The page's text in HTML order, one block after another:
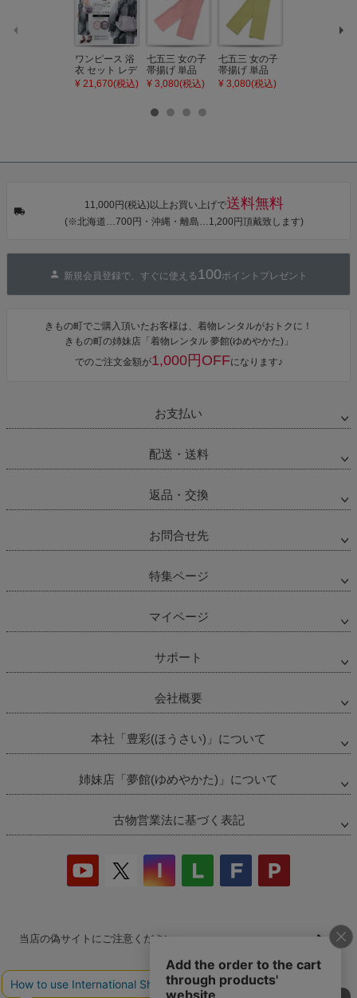
ワンピース 浴
衣 セット レデ
ィース 吸水速
タン・夜の葉
カシュクール
ワンピース 簡
単着付け 大人
¥ 21,670(税込)
七五三 女の子
帯揚げ 単品
「灰桃色」日
びあげ 和装 着
【メール便不
¥ 3,080(税込)
七五三 女の子
帯揚げ 単品
「若葉色」日
【メール便不
¥ 3,080(税込)
【メール便不
11,000円(税込)以上お買い上げで送料無料
(※北海道…700円・沖縄・離島…1,200円頂戴致します)
新規会員登録で、すぐに使える 100ポイントプレゼント
きもの町でご購入頂いたお客様は、着物レンタルがおトクに！
きもの町の姉妹店「着物レンタル 夢館(ゆめやかた)」
でのご注文金額が1,000円OFFになります♪
お支払い
配送・送料
返品・交換
お問合せ先
特集ページ
マイページ
サポート
会社概要
本社「豊彩(ほうさい)」について
姉妹店「夢館(ゆめやかた)」について
古物営業法に基づく表記
当店の偽サイトにご注意ください
商品の無断販売・転売の禁止について